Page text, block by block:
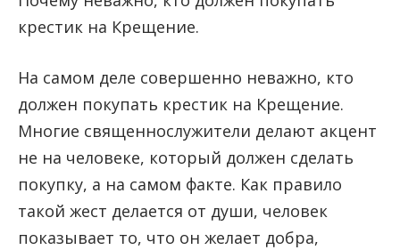
крестик на Крещение.
На самом деле совершенно неважно, кто
должен покупать крестик на Крещение.
Многие священнослужители делают акцент
не на человеке, который должен сделать
покупку, а на самом факте. Как правило
такой жест делается от души, человек
показывает то, что он желает добра,